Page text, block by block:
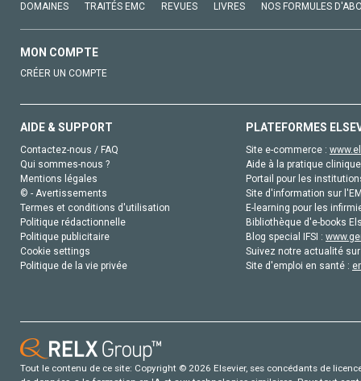
DOMAINES TRAITÉS EMC REVUES LIVRES NOS FORMULES
MON COMPTE
CRÉER UN COMPTE
AIDE & SUPPORT
Contactez-nous / FAQ
Qui sommes-nous ?
Mentions légales
© - Avertissements
Termes et conditions d'utilisation
Politique rédactionnelle
Politique publicitaire
Cookie settings
Politique de la vie privée
PLATEFORMES
Site e-commerce :
Aide à la pratique
Portail pour les
Site d'information sur
E-learning pour les
Bibliothèque d'e-books
Blog special IFSI :
Suivez notre actualité
Site d'emploi en santé :
Tout le contenu de ce site: Copyright © 2026 Elsevier, ses concédants de